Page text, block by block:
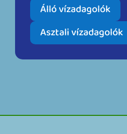
Álló vízadagolók
Asztali vízadagolók